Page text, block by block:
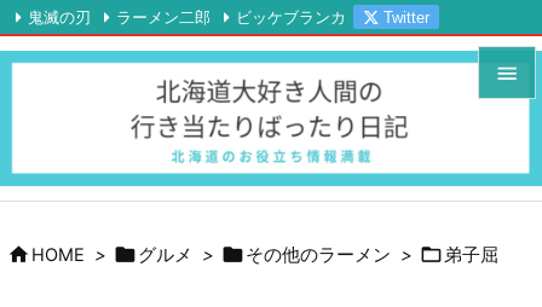



鬼滅の刃 ラーメン二郎 ビッケブランカ
Twitter
Instagram
YouTube RSS Feedly
 HOME > グルメ > その他のラーメン > 弟子屈